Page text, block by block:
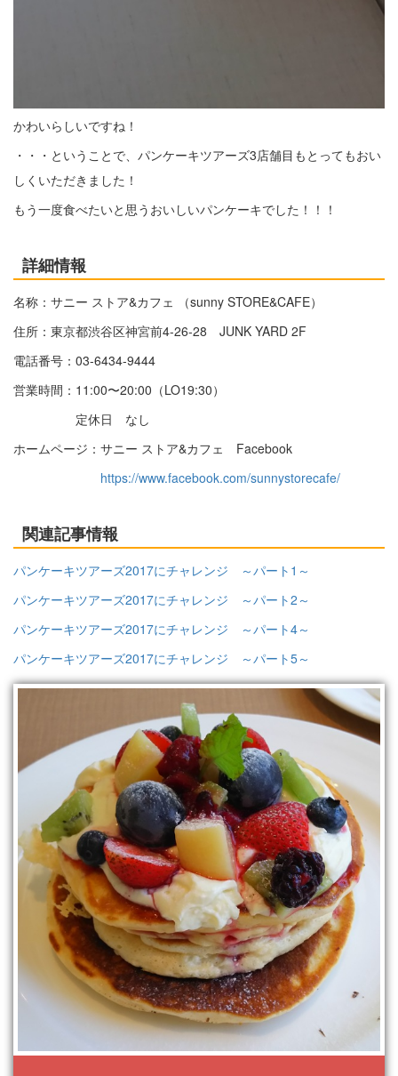
かわいらしいですね！
・・・ということで、パンケーキツアーズ3店舗目もとってもおい
しくいただきました！
もう一度食べたいと思うおいしいパンケーキでした！！！
詳細情報
名称：サニー ストア&カフェ （sunny STORE&CAFE）
住所：東京都渋谷区神宮前4-26-28 JUNK YARD 2F
電話番号：03-6434-9444
営業時間：11:00〜20:00（LO19:30）
定休日 なし
ホームページ：サニー ストア&カフェ Facebook
https://www.facebook.com/sunnystorecafe/
関連記事情報
パンケーキツアーズ2017にチャレンジ ～パート1～
パンケーキツアーズ2017にチャレンジ ～パート2～
パンケーキツアーズ2017にチャレンジ ～パート4～
パンケーキツアーズ2017にチャレンジ ～パート5～